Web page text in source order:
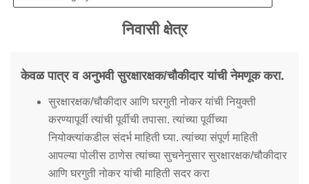
Citizen′s Corner
Police Clearance Services
Right To Information
Passport Status
GRAS Payment
Useful websites
Licensing Unit
निवासी क्षेत्र
केवळ पात्र व अनुभवी सुरक्षारक्षक/चौकीदार यांची नेमणूक करा.
सुरक्षारक्षक/चौकीदार आणि घरगुती नोकर यांची नियुक्ती
करण्यापूर्वी त्यांची पूर्वीची तपासा. त्यांच्या पूर्वीच्या
नियोक्त्यांकडील संदर्भ माहिती घ्या. त्यांच्या संपूर्ण माहिती
आपल्या पोलीस ठाणेस त्यांच्या सुचनेनुसार सुरक्षारक्षक/चौकीदार
आणि घरगुती नोकर यांची माहिती सदर करा